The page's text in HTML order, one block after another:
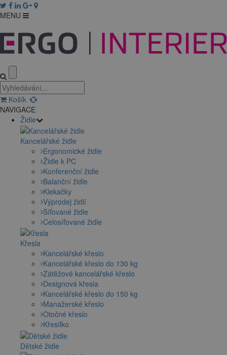
MENU
Košík
NAVIGACE
Židle
Kancelářské židle
Ergonomické židle
Židle k PC
Konferenční židle
Balanční židle
Klekačky
Výprodej židlí
Síťované židle
Celosíťované židle
Křesla
Kancelářské křeslo
Kancelářské křeslo do 130 kg
Zátěžové kancelářské křeslo
Designová křesla
Kancelářské křeslo do 150 kg
Manažerské křeslo
Otočné křeslo
Křesílko
Dětské židle